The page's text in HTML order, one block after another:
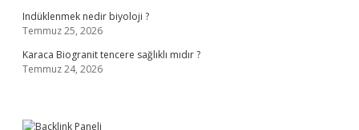
Indüklenmek nedir biyoloji ?
Temmuz 25, 2026
Karaca Biogranit tencere sağlıklı mıdır ?
Temmuz 24, 2026